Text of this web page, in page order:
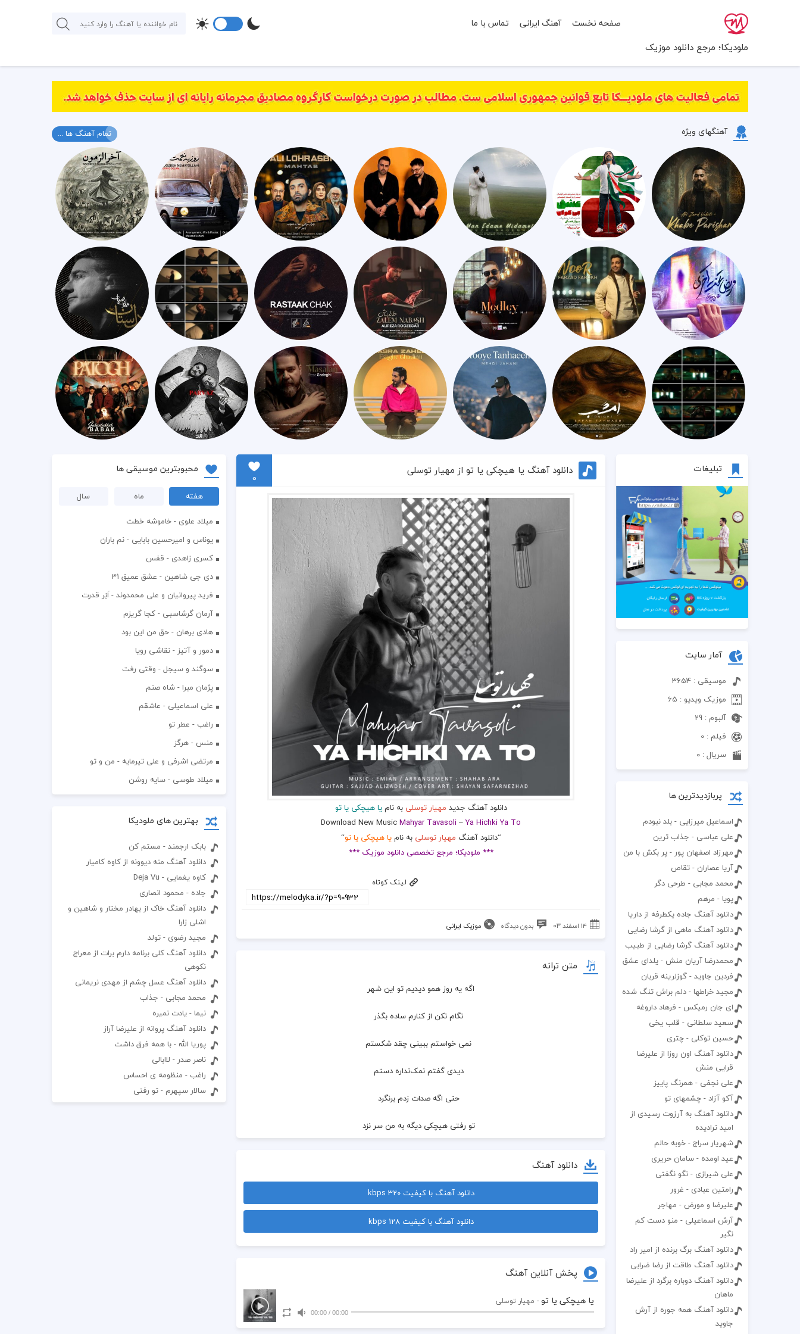
ملودیکا؛ مرجع دانلود موزیک
صفحه نخست آهنگ ایرانی تماس با ما
آهنگهای ویژه تمام آهنگ ها ...
تبلیغات
آمار سایت
موسیقی : 3654
موزیک ویدیو : 65
آلبوم : 29
فیلم : 0
سریال : 0
پربازدیدترین ها
اسماعیل میرزایی - بلد نبودم
علی عباسی - جذاب ترین
مهرزاد اصفهان پور - پر بکش با من
آریا عصاران - تقاص
محمد مجابی - طرحی دگر
پویا - مرهم
دانلود آهنگ جاده یکطرفه از داریا
دانلود آهنگ ماهی از گرشا رضایی
دانلود آهنگ گرشا رضایی از طبیب
محمدرضا آریان منش - یلدای عشق
فردین جاوید - گوزلرینه قربان
مجید خراطها - دلم براش تنگ شده
ای جان رمیکس - فرهاد داروغه
سعید سلطانی - قلب یخی
حسین توکلی - چتری
دانلود آهنگ اون روزا از علیرضا
قرایی منش
علی نجفی - همرنگ پاییز
آکو آزاد - چشمهای تو
دانلود آهنگ به آرزوت رسیدی از
امید ترادیده
شهریار سراج - خوبه حالم
عید اومده - سامان حریری
علی شیرازی - نگو نگفتی
رامتین عبادی - غرور
علیرضا و مورض - مهاجر
آرش اسماعیلی - منو دست کم
نگیر
دانلود آهنگ برگ برنده از امیر راد
دانلود آهنگ طاقت از رضا ضرابی
دانلود آهنگ دوباره برگرد از علیرضا
ماهان
دانلود آهنگ همه جوره از آرش
جاوید
دانلود آهنگ یا هیچکی یا تو از مهیار توسلی
0
دانلود آهنگ جدید مهیار توسلی به نامیا هیچکی یا تو
Download New MusicMahyar Tavasoli–Ya Hichki Ya To
“دانلود آهنگ مهیار توسلی به نامیا هیچکی یا تو“
*** ملودیکا؛ مرجع تخصصی دانلود موزیک ***
لینک کوتاه
۱۴ اسفند ۰۳ بدون دیدگاه موزیک ایرانی
متن ترانه
اگه یه روز همو دیدیم تو این شهر
  نگام نکن از کنارم ساده بگذر
  نمی خواستم ببینی چقد شکستم
  دیدی گفتم نمک‌نداره دستم
  حتی اگه صدات زدم برنگرد
  تو رفتی هیچکی دیگه به من سر نزد
  کسی با دلم اینجوری بد نکرد
  من هنو دارمش یادگاریات
  ولی ندرم دیگه کاری اصا با تو
دانلود آهنگ
دانلود آهنگ با کیفیت 320 kbps
دانلود آهنگ با کیفیت 128 kbps
پخش آنلاین آهنگ
یا هیچکی یا تو - مهیار توسلی
00:00
/
00:00
محبوبترین موسیقی ها
هفته ماه
سال
میلاد علوی - خاموشه خطت
یوناس و امیرحسین بابایی - نم باران
کسری زاهدی - قفس
دی جی شاهین - عشق عمیق 31
فرید پیروانیان و علی محمدوند - اَبَر قدرت
آرمان گرشاسبی - کجا گریزم
هادی برهان - حق من این بود
دمور و آتیز - نقاشی رویا
سوگند و سیجل - وقتی رفت
پژمان مبرا - شاه صنم
علی اسماعیلی - عاشقم
راغب - عطر تو
منس - هرگز
مرتضی اشرفی و علی تیرمایه - من و تو
میلاد طوسی - سایه روشن
بهترین های ملودیکا
بابک ارجمند - مستم کن
دانلود آهنگ منه دیوونه از کاوه کامیار
کاوه یغمایی - Deja Vu
جاده - محمود انصاری
دانلود آهنگ خاک از بهادر مختار و شاهین و
اشلی زارا
مجید رضوی - تولد
دانلود آهنگ کلی برنامه دارم برات از معراج
نکوهی
دانلود آهنگ عسل چشم از مهدی نریمانی
محمد مجابی - جذاب
نیما - یادت نمیره
دانلود آهنگ پروانه از علیرضا آراز
پوریا الله - با همه فرق داشت
ناصر صدر - لاابالی
راغب - منظومه ی احساس
سالار سپهرم - تو رفتی